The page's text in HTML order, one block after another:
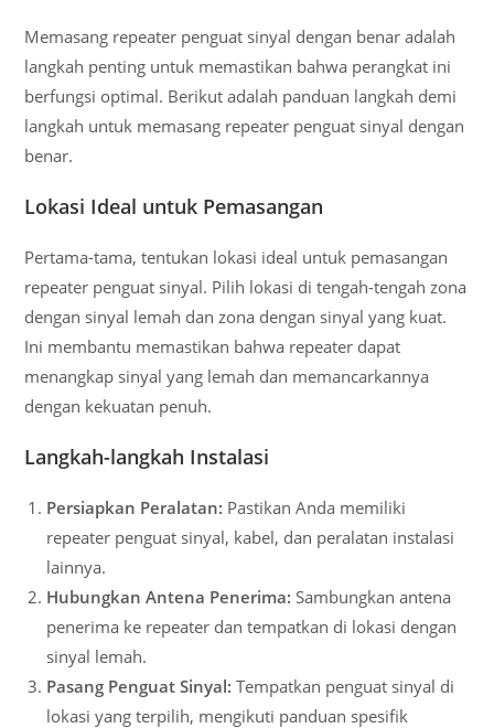
Memasang repeater penguat sinyal dengan benar adalah
langkah penting untuk memastikan bahwa perangkat ini
berfungsi optimal. Berikut adalah panduan langkah demi
langkah untuk memasang repeater penguat sinyal dengan
benar.
Lokasi Ideal untuk Pemasangan
Pertama-tama, tentukan lokasi ideal untuk pemasangan
repeater penguat sinyal. Pilih lokasi di tengah-tengah zona
dengan sinyal lemah dan zona dengan sinyal yang kuat.
Ini membantu memastikan bahwa repeater dapat
menangkap sinyal yang lemah dan memancarkannya
dengan kekuatan penuh.
Langkah-langkah Instalasi
Persiapkan Peralatan: Pastikan Anda memiliki
repeater penguat sinyal, kabel, dan peralatan instalasi
lainnya.
Hubungkan Antena Penerima: Sambungkan antena
penerima ke repeater dan tempatkan di lokasi dengan
sinyal lemah.
Pasang Penguat Sinyal: Tempatkan penguat sinyal di
lokasi yang terpilih, mengikuti panduan spesifik